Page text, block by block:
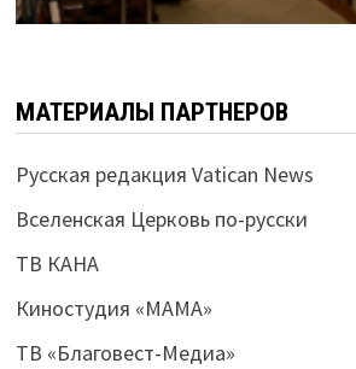
МАТЕРИАЛЫ ПАРТНЕРОВ
Русская редакция Vatican News
Вселенская Церковь по-русски
ТВ КАНА
Киностудия «МАМА»
ТВ «Благовест-Медиа»